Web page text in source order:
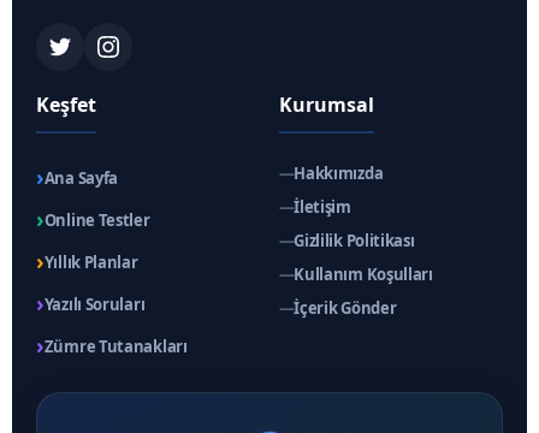
Keşfet
›Ana Sayfa
›Online Testler
›Yıllık Planlar
›Yazılı Soruları
›Zümre Tutanakları
Kurumsal
—Hakkımızda
—İletişim
—Gizlilik Politikası
—Kullanım Koşulları
—İçerik Gönder